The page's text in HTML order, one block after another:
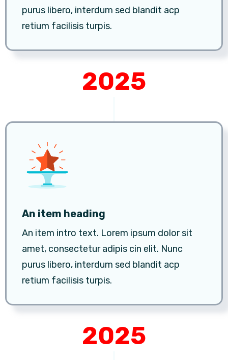
purus libero, interdum sed blandit acp
retium facilisis turpis.
2025
An item heading
An item intro text. Lorem ipsum dolor sit
amet, consectetur adipis cin elit. Nunc
purus libero, interdum sed blandit acp
retium facilisis turpis.
2025